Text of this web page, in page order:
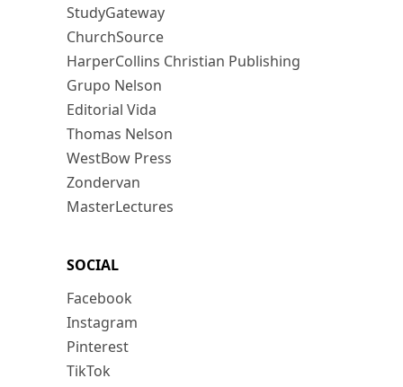
StudyGateway
ChurchSource
HarperCollins Christian Publishing
Grupo Nelson
Editorial Vida
Thomas Nelson
WestBow Press
Zondervan
MasterLectures
SOCIAL
Facebook
Instagram
Pinterest
TikTok